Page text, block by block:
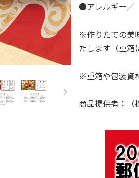
●アレルギー／
※作りたての美
たします（重箱
※重箱や包装資
商品提供者：（